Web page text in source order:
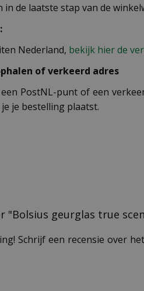
de laatste stap van de
Nederland, bekijk hier de
of verkeerd adres
PostNL-punt of een
je bestelling plaatst.
"Bolsius geurglas true
Schrijf een recensie over